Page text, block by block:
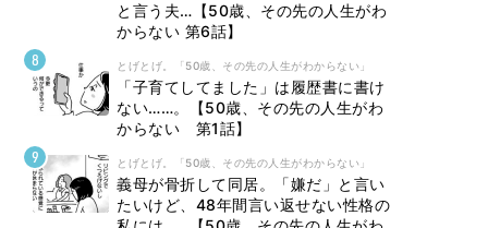
と言う夫…【50歳、その先の人生がわ
からない 第6話】
とげとげ。「50歳、その先の人生がわからない」
「子育てしてました」は履歴書に書け
ない……。【50歳、その先の人生がわ
からない 第1話】
とげとげ。「50歳、その先の人生がわからない」
義母が骨折して同居。「嫌だ」と言い
たいけど、48年間言い返せない性格の